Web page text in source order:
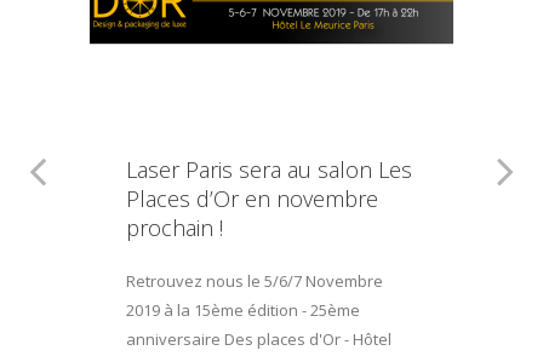
Laser Paris sera au salon Les
Places d’Or en novembre
prochain !
Retrouvez nous le 5/6/7 Novembre
2019 à la 15ème édition - 25ème
anniversaire Des places d'Or - Hôtel